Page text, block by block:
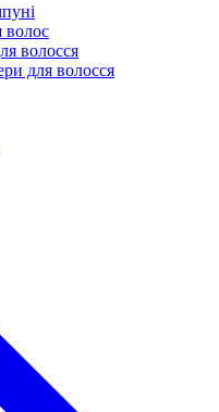
волос
волосся
для волосся